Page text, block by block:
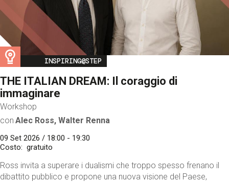
Image
INSPIRING@STEP
THE ITALIAN DREAM: Il coraggio di
immaginare
Workshop
con Alec Ross, Walter Renna
09 Set 2026 / 18:00 - 19:30
Costo
gratuito
Ross invita a superare i dualismi che troppo spesso frenano il
dibattito pubblico e propone una nuova visione del Paese,